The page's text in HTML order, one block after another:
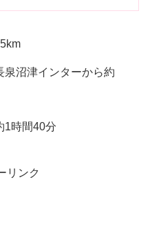
泉沼津インターから約
1時間40分
リンク